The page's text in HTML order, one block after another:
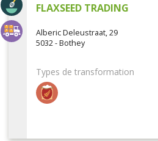
FLAXSEED TRADING
Alberic Deleustraat, 29
5032 - Bothey
Types de transformation